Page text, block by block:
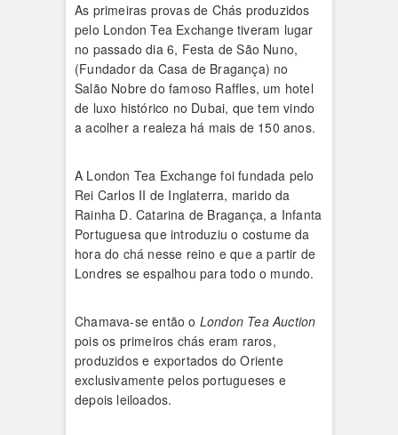
As primeiras provas de Chás produzidos
pelo London Tea Exchange tiveram lugar
no passado dia 6, Festa de São Nuno,
(Fundador da Casa de Bragança) no
Salão Nobre do famoso Raffles, um hotel
de luxo histórico no Dubai, que tem vindo
a acolher a realeza há mais de 150 anos.
A London Tea Exchange foi fundada pelo
Rei Carlos II de Inglaterra, marido da
Rainha D. Catarina de Bragança, a Infanta
Portuguesa que introduziu o costume da
hora do chá nesse reino e que a partir de
Londres se espalhou para todo o mundo.
Chamava-se então o London Tea Auction
pois os primeiros chás eram raros,
produzidos e exportados do Oriente
exclusivamente pelos portugueses e
depois leiloados.